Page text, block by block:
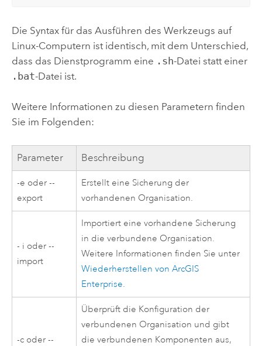
Die Syntax für das Ausführen des Werkzeugs auf
Linux-Computern ist identisch, mit dem Unterschied,
dass das Dienstprogramm eine .sh-Datei statt einer
.bat-Datei ist.
Weitere Informationen zu diesen Parametern finden
Sie im Folgenden:
Parameter Beschreibung
-e oder --
export
Erstellt eine Sicherung der
vorhandenen Organisation.
- i oder --
import
Importiert eine vorhandene Sicherung
in die verbundene Organisation.
Weitere Informationen finden Sie unter
Wiederherstellen vonArcGIS
Enterprise.
-c oder --
Überprüft die Konfiguration der
verbundenen Organisation und gibt
die verbundenen Komponenten aus,